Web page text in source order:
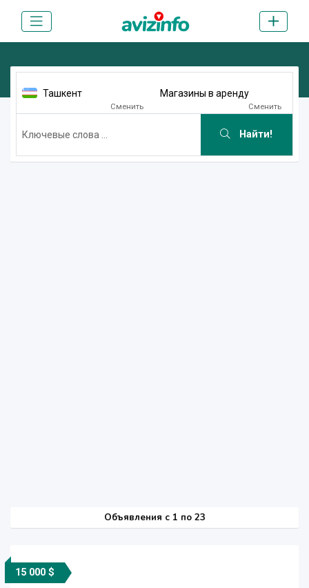
Ташкент
Сменить
Магазины в аренду
Сменить
Найти!
Объявления c 1 по 23
15 000 $